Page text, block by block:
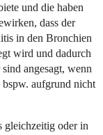
und die haben
dass der
in den Bronchien
wird und dadurch
angesagt, wenn
bspw. aufgrund nicht
gleichzeitig oder in